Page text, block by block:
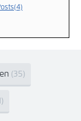
(35)